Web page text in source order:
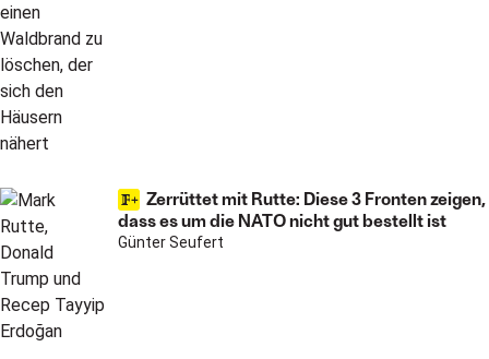
Zerrüttet mit Rutte: Diese 3 Fronten zeigen,
dass es um die NATO nicht gut bestellt ist
Günter Seufert